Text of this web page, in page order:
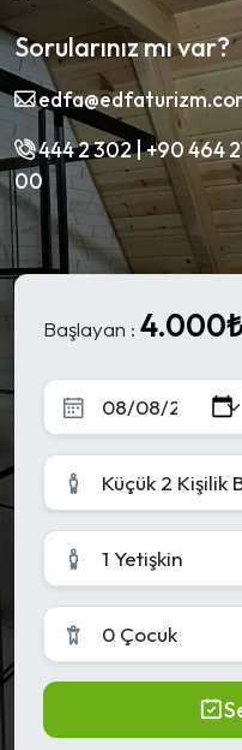
Sorularınız mı var?
444 2 302 | +90 464
00
Başlayan : 4.000₺
Küçük 2 Kişilik
1 Yetişkin
0 Çocuk